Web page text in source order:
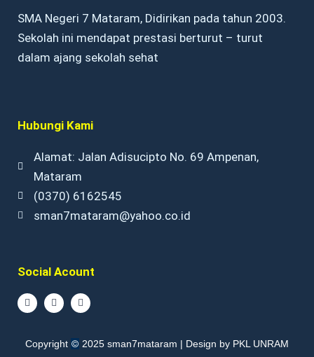
SMA Negeri 7 Mataram, Didirikan pada tahun 2003.
Sekolah ini mendapat prestasi berturut – turut
dalam ajang sekolah sehat
Hubungi Kami
Alamat: Jalan Adisucipto No. 69 Ampenan,
Mataram
(0370) 6162545
sman7mataram@yahoo.co.id
Social Acount
F
a
c
b
o
I
n
s
a
g
Y
o
u
u
b
Copyright © 2025 sman7mataram | Design by PKL UNRAM